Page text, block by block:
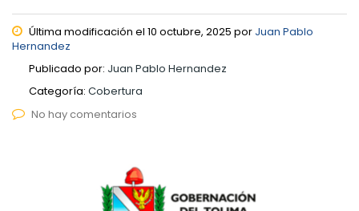
Última modificación el 10 octubre, 2025 por Juan Pablo
Hernandez
Publicado por: Juan Pablo Hernandez
Categoría: Cobertura
No hay comentarios